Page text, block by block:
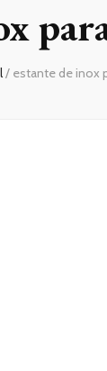
/ estante de inox